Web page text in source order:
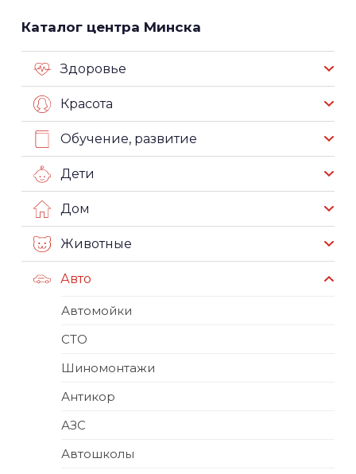
Каталог центра Минска
Здоровье
Красота
Обучение, развитие
Дети
Дом
Животные
Авто
Автомойки
СТО
Шиномонтажи
Антикор
АЗС
Автошколы